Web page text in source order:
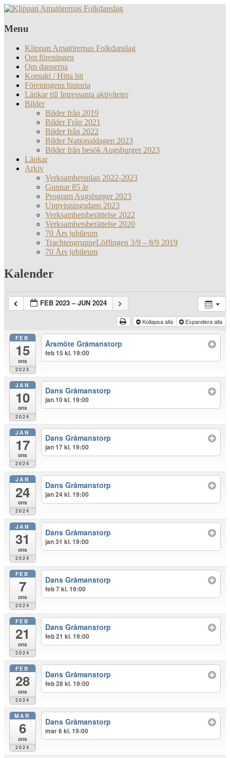
Menu
Klippan Amatörernas Folkdanslag
Om föreningen
Om danserna
Kontakt / Hitta hit
Föreningens historia
Länkar till Intressanta aktiviteter
Bilder
Bilder från 2019
Bilder Från 2021
Bilder från 2022
Bilder Nationaldagen 2023
Bilder från besök Augsburger 2023
Länkar
Arkiv
Verksamhetsplan 2022-2023
Gunnar 85 år
Program Augsburger 2023
Uppvisningsdans 2023
Verksamhetsberättelse 2022
Verksamhetsberättelse 2020
70 Års jubileum
TrachtengruppeLöffingen 3/9 – 8/9 2019
70 Års jubileum
Kalender
FEB 2023 – JUN 2024
Kollapsa alla Expandera alla
FEB
15
ons
2023
Årsmöte Gråmanstorp
feb 15 kl. 19:00
JAN
10
ons
2024
Dans Gråmanstorp
jan 10 kl. 19:00
JAN
17
ons
2024
Dans Gråmanstorp
jan 17 kl. 19:00
JAN
24
ons
2024
Dans Gråmanstorp
jan 24 kl. 19:00
JAN
31
ons
2024
Dans Gråmanstorp
jan 31 kl. 19:00
FEB
7
ons
2024
Dans Gråmanstorp
feb 7 kl. 19:00
FEB
21
ons
2024
Dans Gråmanstorp
feb 21 kl. 19:00
FEB
28
ons
2024
Dans Gråmanstorp
feb 28 kl. 19:00
MAR
6
ons
2024
Dans Gråmanstorp
mar 6 kl. 19:00